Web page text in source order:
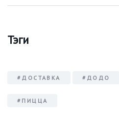
Тэги
#ДОСТАВКА #ДОДО
#ПИЦЦА